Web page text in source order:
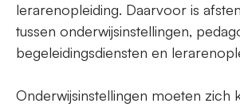
lerarenopleiding. Daarvoor is
tussen onderwijsinstellingen,
begeleidingsdiensten en
Onderwijsinstellingen moeten zich